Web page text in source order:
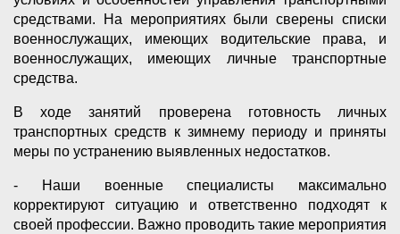
средствами. На мероприятиях были сверены списки
военнослужащих, имеющих водительские права, и
военнослужащих, имеющих личные транспортные
средства.
В ходе занятий проверена готовность личных
транспортных средств к зимнему периоду и приняты
меры по устранению выявленных недостатков.
- Наши военные специалисты максимально
корректируют ситуацию и ответственно подходят к
своей профессии. Важно проводить такие мероприятия